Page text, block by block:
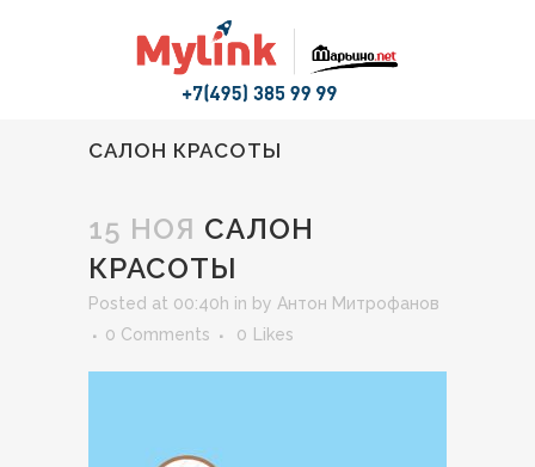
САЛОН КРАСОТЫ
15 НОЯ САЛОН
КРАСОТЫ
Posted at 00:40h in by Антон Митрофанов
0 Comments
0 Likes